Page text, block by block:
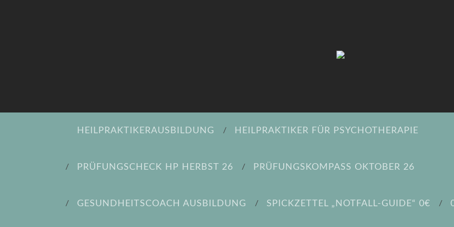
HEILPRAKTIKERAUSBILDUNG HEILPRAKTIKER FÜR PSYCHOTHERAPIE
PRÜFUNGSCHECK HP HERBST 26 PRÜFUNGSKOMPASS OKTOBER 26
GESUNDHEITSCOACH AUSBILDUNG SPICKZETTEL „NOTFALL-GUIDE“ 0€